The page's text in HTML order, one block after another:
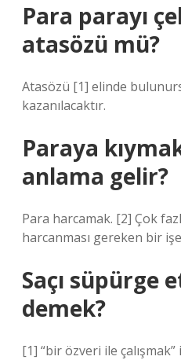
Para parayı
atasözü mü?
Atasözü [1] elinde
kazanılacaktır.
Paraya
anlama gelir?
Para harcamak. [2] Çok
harcanması gereken bir
Saçı süpürge
demek?
[1] “bir özveri ile